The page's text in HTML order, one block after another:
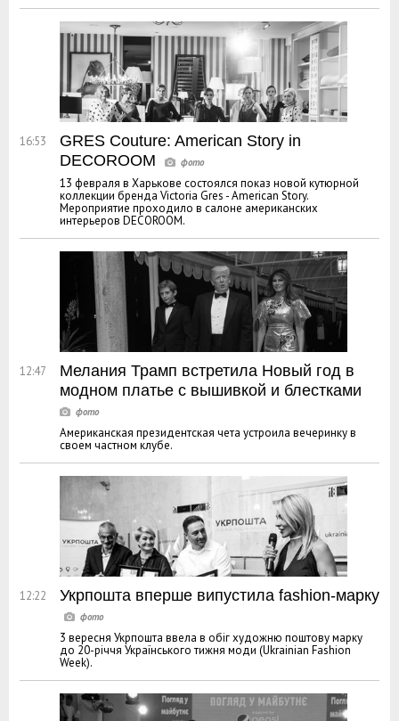
16:53
GRES Couture: American Story in
DECOROOM
13 февраля в Харькове состоялся показ новой кутюрной
коллекции бренда Victoria Gres - American Story.
Мероприятие проходило в салоне американских
интерьеров DECOROOM.
12:47
Мелания Трамп встретила Новый год в
модном платье с вышивкой и блестками
Американская президентская чета устроила вечеринку в
своем частном клубе.
12:22 Укрпошта вперше випустила fashion-марку
3 вересня Укрпошта ввела в обіг художню поштову марку
до 20-річчя Українського тижня моди (Ukrainian Fashion
Week).